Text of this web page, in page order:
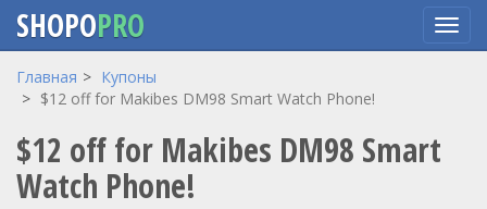
Перейти
содержанию
SHOPOPRO
Главная
Купоны
$12 off for Makibes DM98 Smart Watch Phone!
$12 off for Makibes DM98 Smart
Watch Phone!